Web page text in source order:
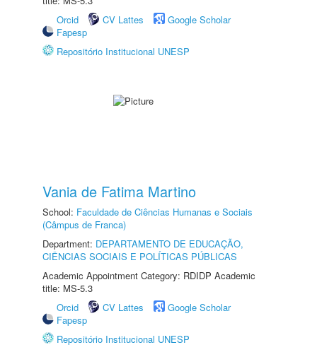
Orcid
CV Lattes
Google Scholar
Fapesp
Repositório Institucional UNESP
Vania de Fatima Martino
School: Faculdade de Ciências Humanas e Sociais
(Câmpus de Franca)
Department: DEPARTAMENTO DE EDUCAÇÃO,
CIÊNCIAS SOCIAIS E POLÍTICAS PÚBLICAS
Academic Appointment Category: RDIDP Academic
title: MS-5.3
Orcid
CV Lattes
Google Scholar
Fapesp
Repositório Institucional UNESP